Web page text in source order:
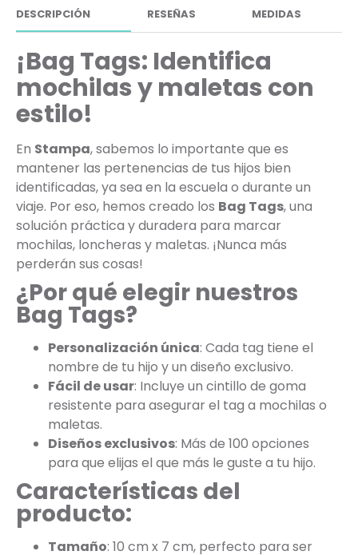
DESCRIPCIÓN RESEÑAS MEDIDAS
¡Bag Tags: Identifica
mochilas y maletas con
estilo!
En Stampa, sabemos lo importante que es
mantener las pertenencias de tus hijos bien
identificadas, ya sea en la escuela o durante un
viaje. Por eso, hemos creado los Bag Tags, una
solución práctica y duradera para marcar
mochilas, loncheras y maletas. ¡Nunca más
perderán sus cosas!
¿Por qué elegir nuestros
Bag Tags?
Personalización única: Cada tag tiene el
nombre de tu hijo y un diseño exclusivo.
Fácil de usar: Incluye un cintillo de goma
resistente para asegurar el tag a mochilas o
maletas.
Diseños exclusivos: Más de 100 opciones
para que elijas el que más le guste a tu hijo.
Características del
producto:
Tamaño: 10 cm x 7 cm, perfecto para ser